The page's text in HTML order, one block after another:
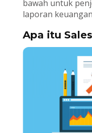
bawah untuk
laporan
Apa itu